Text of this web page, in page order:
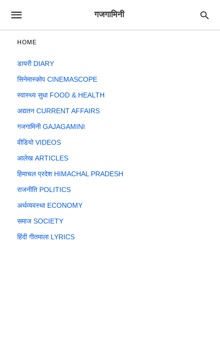
गजगामिनी
HOME
डायरी DIARY
सिनेमास्कोप CINEMASCOPE
स्वास्थ्य सुधा FOOD & HEALTH
अद्यतन CURRENT AFFAIRS
गजगामिनी GAJAGAMINI
वीडियो VIDEOS
आलेख ARTICLES
हिमाचल प्रदेश HIMACHAL PRADESH
राजनीति POLITICS
अर्थव्यवस्था ECONOMY
समाज SOCIETY
हिंदी गीतमाला LYRICS